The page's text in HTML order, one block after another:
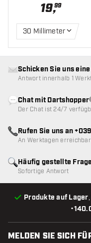
19,99
30 Millimeter
•
Produkte auf Lager
Häufig gestellte
Sofortige Antwort
Schicken Sie uns
Antwort innerhalb 1
Chat mit Dartshopper
Der Chat ist 24/7
Rufen Sie uns an
An Werktagen
MELDEN SIE SICH